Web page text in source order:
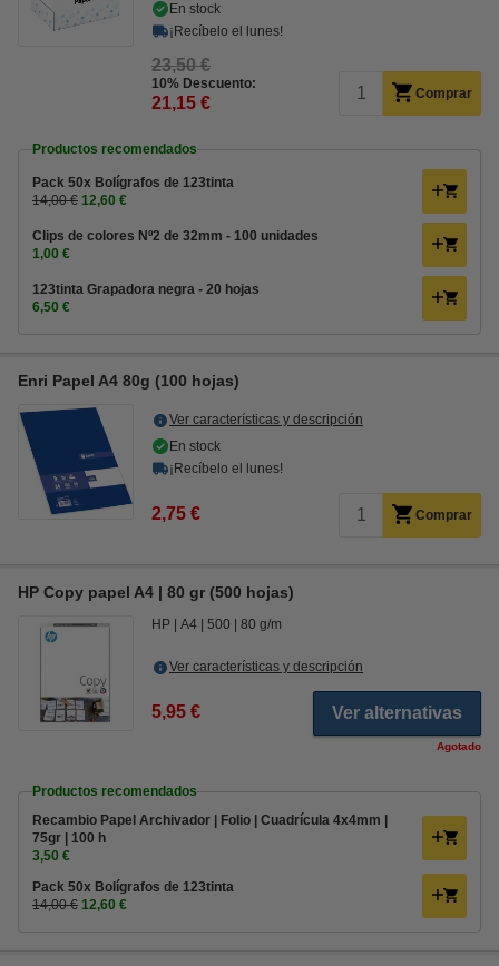
En stock
¡Recíbelo el lunes!
23,50 €
10% Descuento:
21,15 € Comprar
Productos recomendados
Pack 50x Bolígrafos de 123tinta
14,00 € 12,60 €
Clips de colores Nº2 de 32mm - 100 unidades
1,00 €
123tinta Grapadora negra - 20 hojas
6,50 €
Enri Papel A4 80g (100 hojas)
Ver características y descripción
En stock
¡Recíbelo el lunes!
2,75 € Comprar
HP Copy papel A4 | 80 gr (500 hojas)
HP A4 500 80 g/m
Ver características y descripción
5,95 € Ver alternativas
Agotado
Productos recomendados
Recambio Papel Archivador | Folio | Cuadrícula 4x4mm |
75gr | 100 h
3,50 €
Pack 50x Bolígrafos de 123tinta
14,00 € 12,60 €